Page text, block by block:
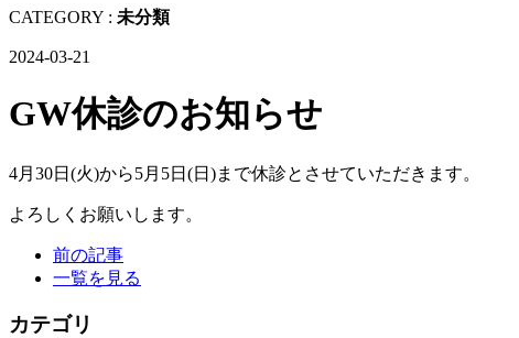
CATEGORY : 未分類
2024-03-21
GW休診のお知らせ
4月30日(火)から5月5日(日)まで休診とさせていただきます。
よろしくお願いします。
前の記事
一覧を見る
カテゴリ